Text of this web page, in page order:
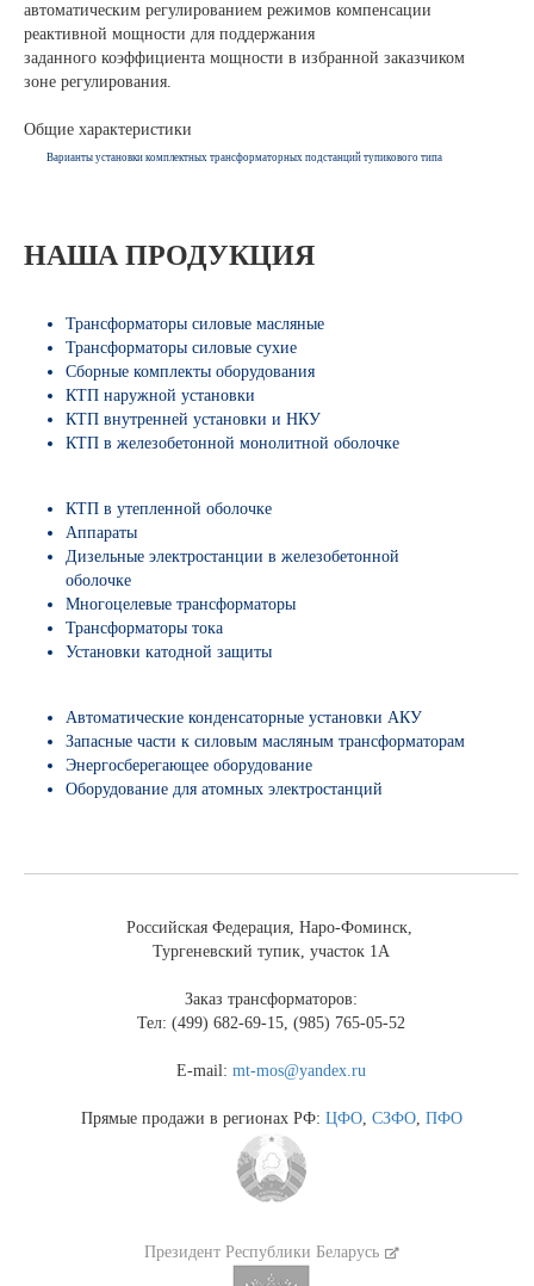
автоматическим регулированием режимов компенсации
реактивной мощности для поддержания
заданного коэффициента мощности в избранной заказчиком
зоне регулирования.
Общие характеристики
Варианты установки комплектных трансформаторных подстанций тупикового типа
НАША ПРОДУКЦИЯ
Трансформаторы силовые масляные
Трансформаторы силовые сухие
Сборные комплекты оборудования
КТП наружной установки
КТП внутренней установки и НКУ
КТП в железобетонной монолитной оболочке
КТП в утепленной оболочке
Аппараты
Дизельные электростанции в железобетонной
оболочке
Многоцелевые трансформаторы
Трансформаторы тока
Установки катодной защиты
Автоматические конденсаторные установки АКУ
Запасные части к силовым масляным трансформаторам
Энергосберегающее оборудование
Оборудование для атомных электростанций
Российская Федерация, Наро-Фоминск,
Тургеневский тупик, участок 1А
Заказ трансформаторов:
Тел: (499) 682-69-15, (985) 765-05-52
E-mail:mt-mos@yandex.ru
Прямые продажи в регионах РФ: ЦФО, СЗФО, ПФО
Президент Республики Беларусь